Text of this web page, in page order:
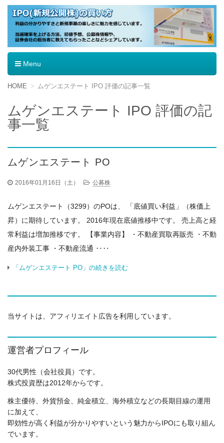
IPO（新規公開株）の買い方
Menu
コ
ン
ツ
HOME ムゲンエステート IPO 評価の記事一覧
ムゲンエステート IPO 評価の記
事一覧
ムゲンエステート PO
2016年01月16日（土） 公募株
ムゲンエステート（3299）のPOは、 「底値買い利益」（株価上
昇）に期待しています。 2016年現在底値推移中です。 売上高と経
常利益は増加推移です。 【事業内容】 ・不動産買取再販売 ・不動
産内外装工事 ・不動産流通 ‥‥
「ムゲンエステート PO」の続きを読む
当サイトは、アフィリエイト広告を利用しています。
運営者プロフィール
30代男性（会社役員）です。
株式投資歴は2012年からです。
株主優待、外貨預金、純金積立、海外積立などの長期目線の運用
に加えて、
即効性が高く利益が分かりやすいという魅力からIPOにも取り組ん
でいます。